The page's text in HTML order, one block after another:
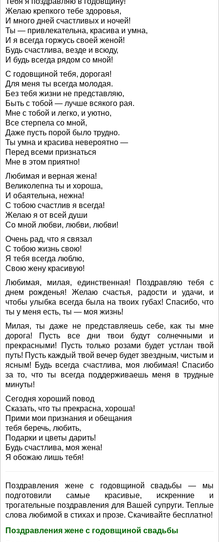
Желаю крепкого тебе здоровья,
И много дней счастливых и ночей!
Ты — привлекательна, красива и умна,
И я всегда горжусь своей женой!
Будь счастлива, везде и всюду,
И будь всегда рядом со мной!
С годовщиной тебя, дорогая!
Для меня ты всегда молодая.
Без тебя жизни не представляю,
Быть с тобой — лучше всякого рая.
Мне с тобой и легко, и уютно,
Все стерпела со мной,
Даже пусть порой было трудно.
Ты умна и красива невероятно —
Перед всеми признаться
Мне в этом приятно!
Любимая и верная жена!
Великолепна ты и хороша,
И обаятельна, нежна!
С тобою счастлив я всегда!
Желаю я от всей души
Со мной любви, любви, любви!
Очень рад, что я связал
С тобою жизнь свою!
Я тебя всегда люблю,
Свою жену красивую!
Любимая, милая, единственная! Поздравляю тебя с
днем рожденья! Желаю счастья, радости и удачи, и
чтобы улыбка всегда была на твоих губах! Спасибо, что
ты у меня есть, ты — моя жизнь!
Милая, ты даже не представляешь себе, как ты мне
дорога! Пусть все дни твои будут солнечными и
прекрасными! Пусть только розами будет устлан твой
путь! Пусть каждый твой вечер будет звездным, чистым и
ясным! Будь всегда счастлива, моя любимая! Спасибо
за то, что ты всегда поддерживаешь меня в трудные
минуты!
Сегодня хороший повод
Сказать, что ты прекрасна, хороша!
Прими мои признания и обещания
тебя беречь, любить,
Подарки и цветы дарить!
Будь счастлива, моя жена!
Я обожаю лишь тебя!
Поздравления жене с годовщиной свадьбы — мы
подготовили самые красивые, искренние и
трогательные поздравления для Вашей супруги. Теплые
слова любимой в стихах и прозе. Скачивайте бесплатно!
Поздравления жене с годовщиной свадьбы